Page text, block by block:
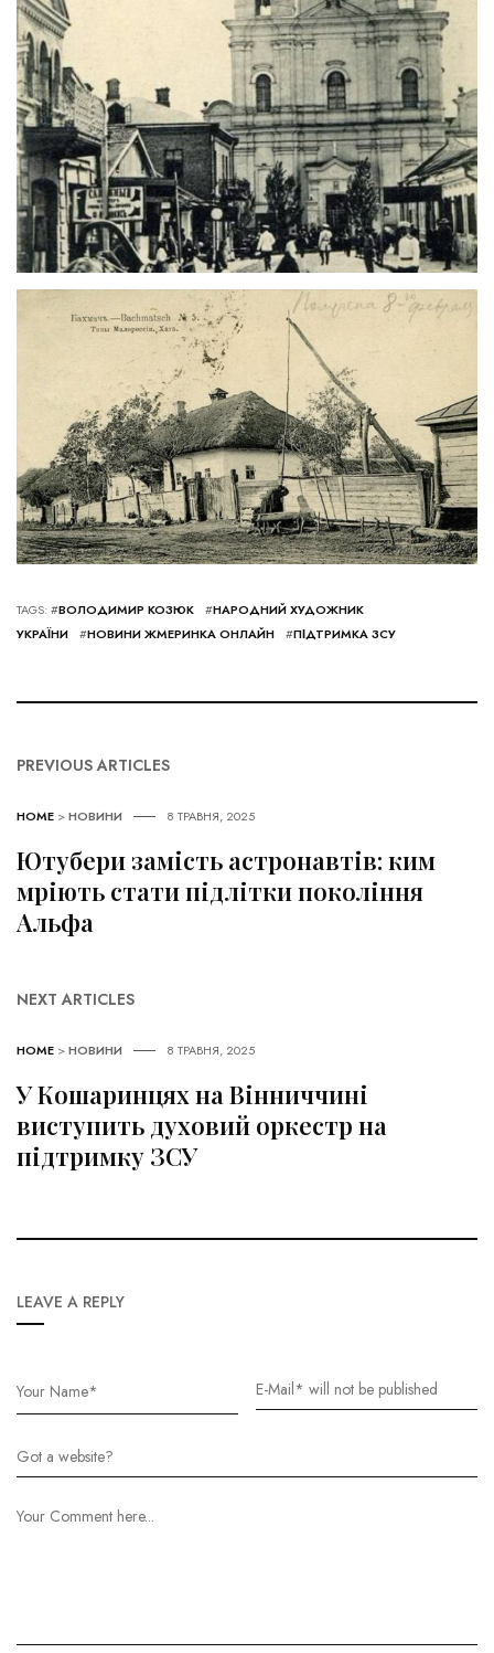
TAGS: #ВОЛОДИМИР КОЗЮК #НАРОДНИЙ ХУДОЖНИК
УКРАЇНИ
#НОВИНИ ЖМЕРИНКА ОНЛАЙН #ПІДТРИМКА ЗСУ
PREVIOUS ARTICLES
HOME >НОВИНИ 8 ТРАВНЯ, 2025
Ютубери замість астронавтів: ким
мріють стати підлітки покоління
Альфа
NEXT ARTICLES
HOME >НОВИНИ 8 ТРАВНЯ, 2025
У Кошаринцях на Вінниччині
виступить духовий оркестр на
підтримку ЗСУ
LEAVE A REPLY